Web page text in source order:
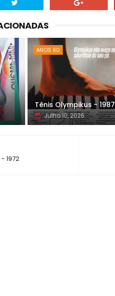
ANOS 80
Tênis Olympikus - 1987
Julho 10, 2026
1972